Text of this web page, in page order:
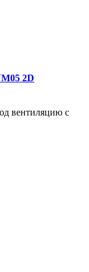
2D
вентиляцию с